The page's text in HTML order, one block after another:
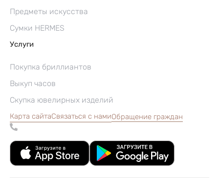
Предметы искусства
Сумки HERMES
Услуги
Покупка бриллиантов
Выкуп часов
Скупка ювелирных изделий
Карта сайтаСвязаться с намиОбращение граждан